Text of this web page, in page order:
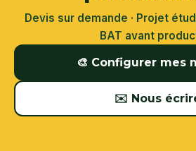
Devis sur demande · Projet
BAT avant
🎨 Configurer mes
✉️ Nous